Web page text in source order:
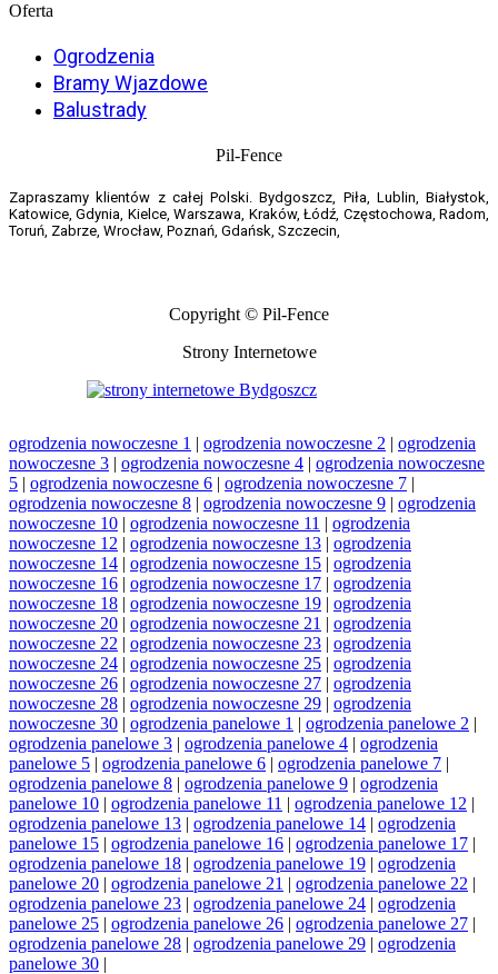
Oferta
Ogrodzenia
Bramy Wjazdowe
Balustrady
Pil-Fence
Zapraszamy klientów z całej Polski. Bydgoszcz, Piła, Lublin, Białystok,
Katowice, Gdynia, Kielce, Warszawa, Kraków, Łódź, Częstochowa, Radom,
Toruń, Zabrze, Wrocław, Poznań, Gdańsk, Szczecin,
Copyright © Pil-Fence
Strony Internetowe
ogrodzenia nowoczesne 1 | ogrodzenia nowoczesne 2 | ogrodzenia
nowoczesne 3 | ogrodzenia nowoczesne 4 | ogrodzenia nowoczesne
5 | ogrodzenia nowoczesne 6 | ogrodzenia nowoczesne 7 |
ogrodzenia nowoczesne 8 | ogrodzenia nowoczesne 9 | ogrodzenia
nowoczesne 10 | ogrodzenia nowoczesne 11 | ogrodzenia
nowoczesne 12 | ogrodzenia nowoczesne 13 | ogrodzenia
nowoczesne 14 | ogrodzenia nowoczesne 15 | ogrodzenia
nowoczesne 16 | ogrodzenia nowoczesne 17 | ogrodzenia
nowoczesne 18 | ogrodzenia nowoczesne 19 | ogrodzenia
nowoczesne 20 | ogrodzenia nowoczesne 21 | ogrodzenia
nowoczesne 22 | ogrodzenia nowoczesne 23 | ogrodzenia
nowoczesne 24 | ogrodzenia nowoczesne 25 | ogrodzenia
nowoczesne 26 | ogrodzenia nowoczesne 27 | ogrodzenia
nowoczesne 28 | ogrodzenia nowoczesne 29 | ogrodzenia
nowoczesne 30 | ogrodzenia panelowe 1 | ogrodzenia panelowe 2 |
ogrodzenia panelowe 3 | ogrodzenia panelowe 4 | ogrodzenia
panelowe 5 | ogrodzenia panelowe 6 | ogrodzenia panelowe 7 |
ogrodzenia panelowe 8 | ogrodzenia panelowe 9 | ogrodzenia
panelowe 10 | ogrodzenia panelowe 11 | ogrodzenia panelowe 12 |
ogrodzenia panelowe 13 | ogrodzenia panelowe 14 | ogrodzenia
panelowe 15 | ogrodzenia panelowe 16 | ogrodzenia panelowe 17 |
ogrodzenia panelowe 18 | ogrodzenia panelowe 19 | ogrodzenia
panelowe 20 | ogrodzenia panelowe 21 | ogrodzenia panelowe 22 |
ogrodzenia panelowe 23 | ogrodzenia panelowe 24 | ogrodzenia
panelowe 25 | ogrodzenia panelowe 26 | ogrodzenia panelowe 27 |
ogrodzenia panelowe 28 | ogrodzenia panelowe 29 | ogrodzenia
panelowe 30 |